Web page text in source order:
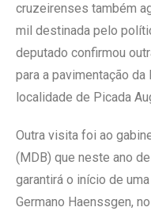
cruzeirenses também
mil destinada pelo
deputado confirmou
para a pavimentação da
localidade de Picada
Outra visita foi ao
(MDB) que neste ano
garantirá o início de
Germano Haenssgen,